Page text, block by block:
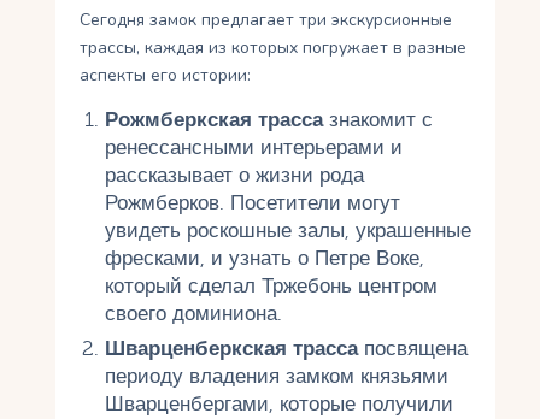
Сегодня замок предлагает три экскурсионные
трассы, каждая из которых погружает в разные
аспекты его истории:
Рожмберкская трассазнакомит с
ренессансными интерьерами и
рассказывает о жизни рода
Рожмберков. Посетители могут
увидеть роскошные залы, украшенные
фресками, и узнать о Петре Воке,
который сделал Тржебонь центром
своего доминиона.
Шварценберкская трассапосвящена
периоду владения замком князьями
Шварценбергами, которые получили